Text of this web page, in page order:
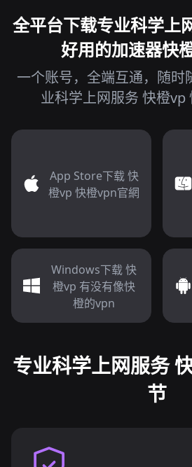
全平台下载专业科学上
好用的加速器快
一个账号，全端互通，随时
业科学上网服务 快橙vp
App Store下载 快
橙vp 快橙vpn官網
Windows下载 快
橙vp 有没有像快
橙的vpn
专业科学上网服务
节